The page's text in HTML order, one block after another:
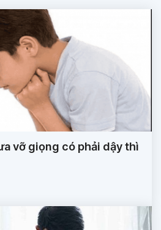
vỡ giọng có phải dậy thì